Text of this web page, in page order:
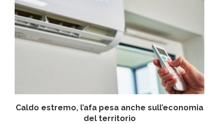
Caldo estremo, l’afa pesa anche sull’economia
del territorio